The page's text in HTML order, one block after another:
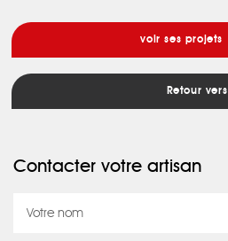
voir ses projets
Retour vers
Contacter votre artisan